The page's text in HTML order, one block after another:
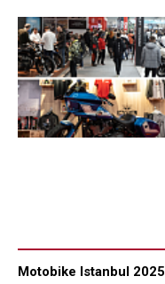
Motobike Istanbul 2025